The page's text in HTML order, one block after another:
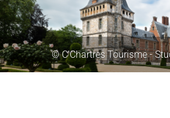
© C'Chartres Tourisme -